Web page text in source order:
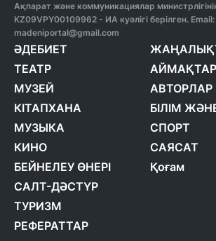
Ақпарат және коммуникациялар
KZ09VPY00109962 - ИА куәлігі берілген. Email:
madeniportal@gmail.com
ӘДЕБИЕТ
ТЕАТР
МУЗЕЙ
КІТАПХАНА
МУЗЫКА
КИНО
БЕЙНЕЛЕУ ӨНЕРІ
САЛТ-ДӘСТҮР
ТУРИЗМ
РЕФЕРАТТАР
АЙМАҚТАР
АВТОРЛАР
БІЛІМ
СПОРТ
САЯСАТ
Қоғам